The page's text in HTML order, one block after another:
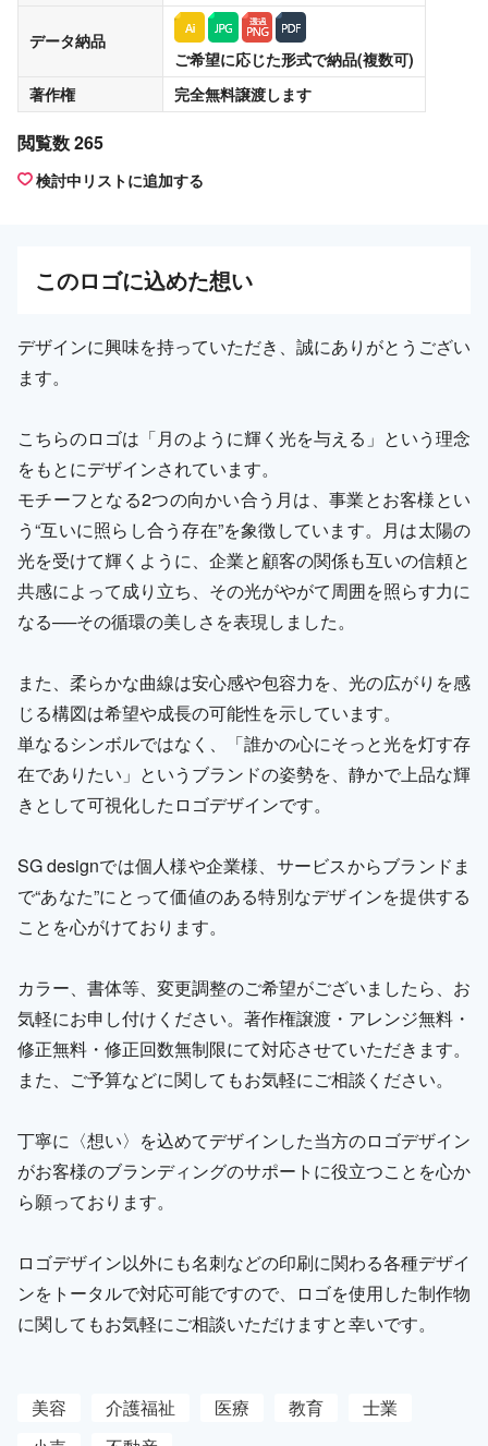
データ納品
ご希望に応じた形式で納品(複数可)
著作権
完全無料譲渡します
閲覧数 265
検討中リストに追加する
このロゴに込めた想い
デザインに興味を持っていただき、誠にありがとうござい
ます。
こちらのロゴは「月のように輝く光を与える」という理念
をもとにデザインされています。
モチーフとなる2つの向かい合う月は、事業とお客様とい
う“互いに照らし合う存在”を象徴しています。月は太陽の
光を受けて輝くように、企業と顧客の関係も互いの信頼と
共感によって成り立ち、その光がやがて周囲を照らす力に
なる──その循環の美しさを表現しました。
また、柔らかな曲線は安心感や包容力を、光の広がりを感
じる構図は希望や成長の可能性を示しています。
単なるシンボルではなく、「誰かの心にそっと光を灯す存
在でありたい」というブランドの姿勢を、静かで上品な輝
きとして可視化したロゴデザインです。
SG designでは個人様や企業様、サービスからブランドま
で“あなた”にとって価値のある特別なデザインを提供する
ことを心がけております。
カラー、書体等、変更調整のご希望がございましたら、お
気軽にお申し付けください。著作権譲渡・アレンジ無料・
修正無料・修正回数無制限にて対応させていただきます。
また、ご予算などに関してもお気軽にご相談ください。
丁寧に〈想い〉を込めてデザインした当方のロゴデザイン
がお客様のブランディングのサポートに役立つことを心か
ら願っております。
ロゴデザイン以外にも名刺などの印刷に関わる各種デザイ
ンをトータルで対応可能ですので、ロゴを使用した制作物
に関してもお気軽にご相談いただけますと幸いです。
美容 介護福祉 医療 教育
士業